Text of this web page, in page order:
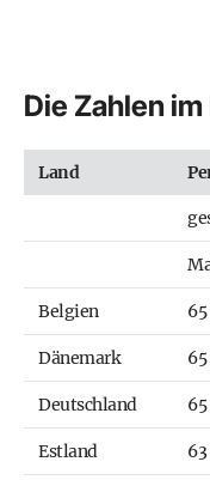
Die Zahlen
Land
Belgien 65
Dänemark 65
Deutschland 65
Estland 63